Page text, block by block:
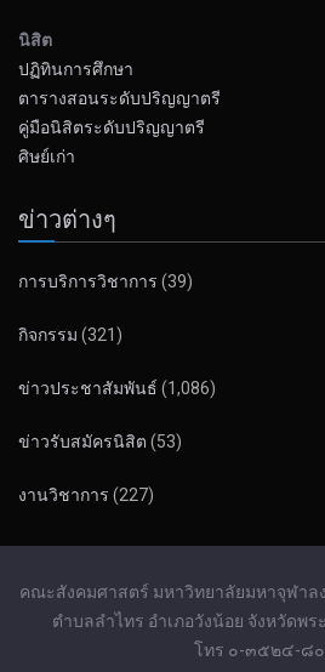
นิสิต
ปฏิทินการศึกษา
ตารางสอนระดับปริญญาตรี
คู่มือนิสิตระดับปริญญาตรี
ศิษย์เก่า
ข่าวต่างๆ
การบริการวิชาการ (39)
กิจกรรม (321)
ข่าวประชาสัมพันธ์ (1,086)
ข่าวรับสมัครนิสิต (53)
งานวิชาการ (227)
คณะสังคมศาสตร์ มหาวิทยาลัยมหาจุฬา
ตำบลลำไทร อำเภอวังน้อย จังหวัดพ
โทร ๐-๓๕๒๔-๘